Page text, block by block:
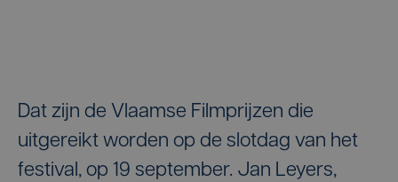
Dat zijn de Vlaamse Filmprijzen die
uitgereikt worden op de slotdag van het
festival, op 19 september. Jan Leyers,